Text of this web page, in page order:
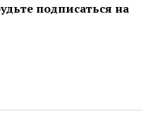
подписаться на